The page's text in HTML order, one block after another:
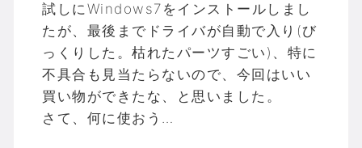
試しにWindows7をインストールしまし
たが、最後までドライバが自動で入り(び
っくりした。枯れたパーツすごい)、特に
不具合も見当たらないので、今回はいい
買い物ができたな、と思いました。
さて、何に使おう…